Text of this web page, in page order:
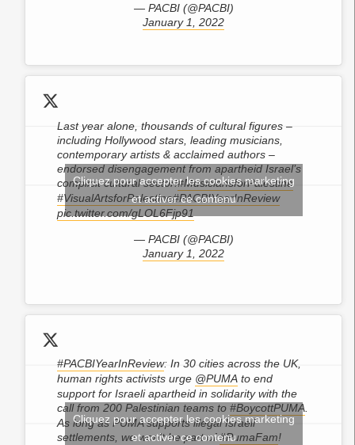
— PACBI (@PACBI)
January 1, 2022
Last year alone, thousands of cultural figures –
including Hollywood stars, leading musicians,
contemporary artists & acclaimed authors –
endorsed disengagement from apartheid Israel’s
complicit cultural sector!#MusiciansforPalestine
#VisualArtsforPalestine#PACBIYearInReview
pic.twitter.com/gLOL6Fjp91
— PACBI (@PACBI)
January 1, 2022
Cliquez pour accepter les cookies marketing
et activer ce contenu
#PACBIYearInReview: In 30 cities across the UK,
human rights activists urge @PUMA to end
support for Israeli apartheid in solidarity with the
call from 200 Palestinian teams to #BoycottPUMA.
As long as PUMA supports illegal Israeli
settlements, we won't be part of#PumaFam!
Cliquez pour accepter les cookies marketing
et activer ce contenu